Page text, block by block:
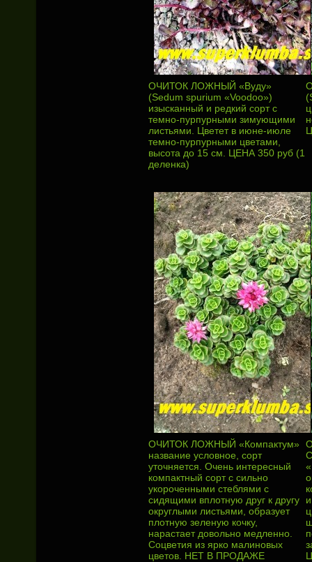
ОЧИТОК ЛОЖНЫЙ «Вуду»
(Sedum spurium «Voodoo»)
изысканный и редкий сорт с
темно-пурпурными зимующими
листьями. Цветет в июне-июле
темно-пурпурными цветами,
высота до 15 см. ЦЕНА 350 руб (1
деленка)
ОЧИТОК ЛОЖНЫЙ «Компактум»
название условное, сорт
уточняется. Очень интересный
компактный сорт с сильно
укороченными стеблями с
сидящими вплотную друг к другу
округлыми листьями, образует
плотную зеленую кочку,
нарастает довольно медленно.
Соцветия из ярко малиновых
цветов. НЕТ В ПРОДАЖЕ